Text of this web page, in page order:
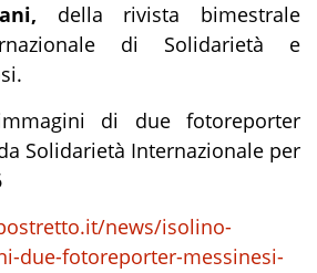
della rivista bimestrale
di Solidarietà e
di due fotoreporter
Solidarietà Internazionale per
news/isolino-
due-fotoreporter-messinesi-